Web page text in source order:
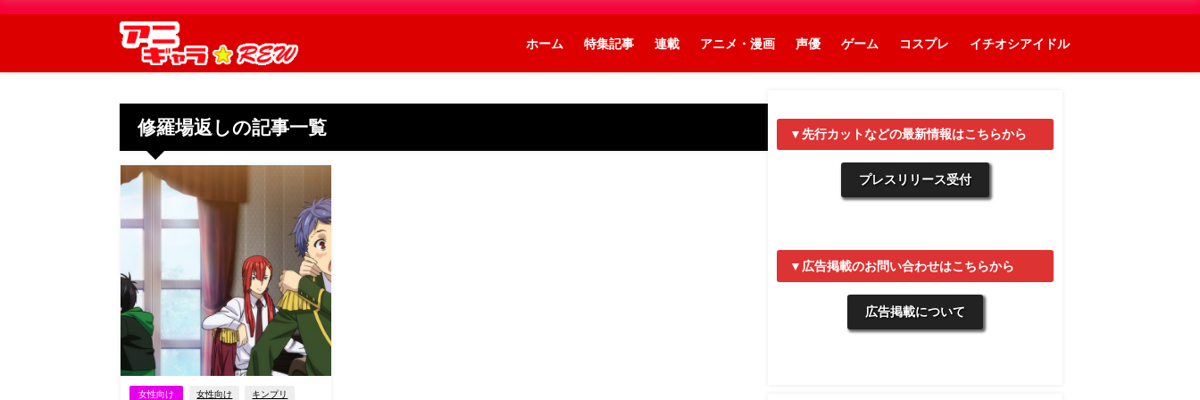
ホーム 特集記事 連載 アニメ・漫画 声優 ゲーム コスプレ イチオシアイドル
修羅場返しの記事一覧
女性向け 女性向け キンプリ
▼先行カットなどの最新情報はこちらから
プレスリリース受付
▼広告掲載のお問い合わせはこちらから
広告掲載について